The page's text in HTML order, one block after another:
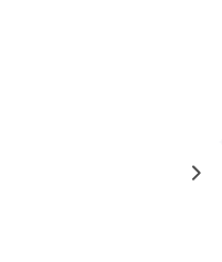
to